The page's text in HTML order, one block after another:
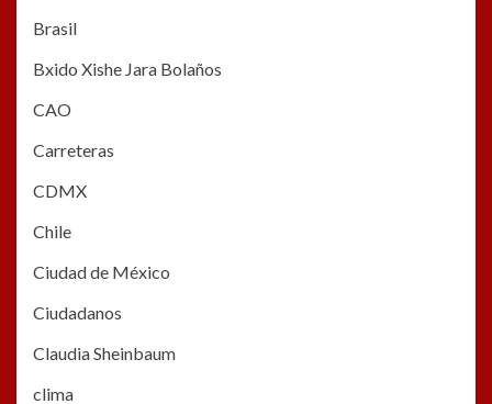
Brasil
Bxido Xishe Jara Bolaños
CAO
Carreteras
CDMX
Chile
Ciudad de México
Ciudadanos
Claudia Sheinbaum
clima